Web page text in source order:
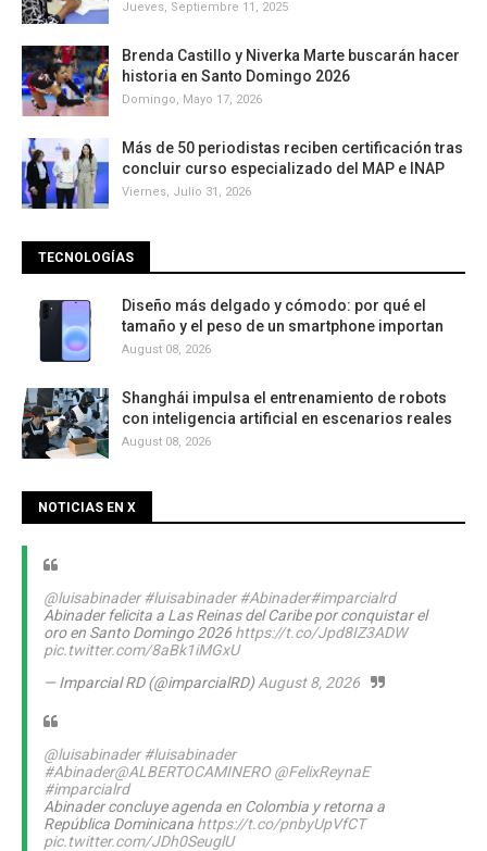
Jueves, Septiembre 11, 2025
Brenda Castillo y Niverka Marte buscarán hacer
historia en Santo Domingo 2026
Domingo, Mayo 17, 2026
Más de 50 periodistas reciben certificación tras
concluir curso especializado del MAP e INAP
Viernes, Julio 31, 2026
TECNOLOGÍAS
Diseño más delgado y cómodo: por qué el
tamaño y el peso de un smartphone importan
August 08, 2026
Shanghái impulsa el entrenamiento de robots
con inteligencia artificial en escenarios reales
August 08, 2026
NOTICIAS EN X
@luisabinader #luisabinader #Abinader#imparcialrd
Abinader felicita a Las Reinas del Caribe por conquistar el
oro en Santo Domingo 2026 https://t.co/Jpd8IZ3ADW
pic.twitter.com/8aBk1iMGxU
— Imparcial RD (@imparcialRD)August 8, 2026
@luisabinader #luisabinader
#Abinader@ALBERTOCAMINERO @FelixReynaE
#imparcialrd
Abinader concluye agenda en Colombia y retorna a
República Dominicana https://t.co/pnbyUpVfCT
pic.twitter.com/JDh0SeuglU